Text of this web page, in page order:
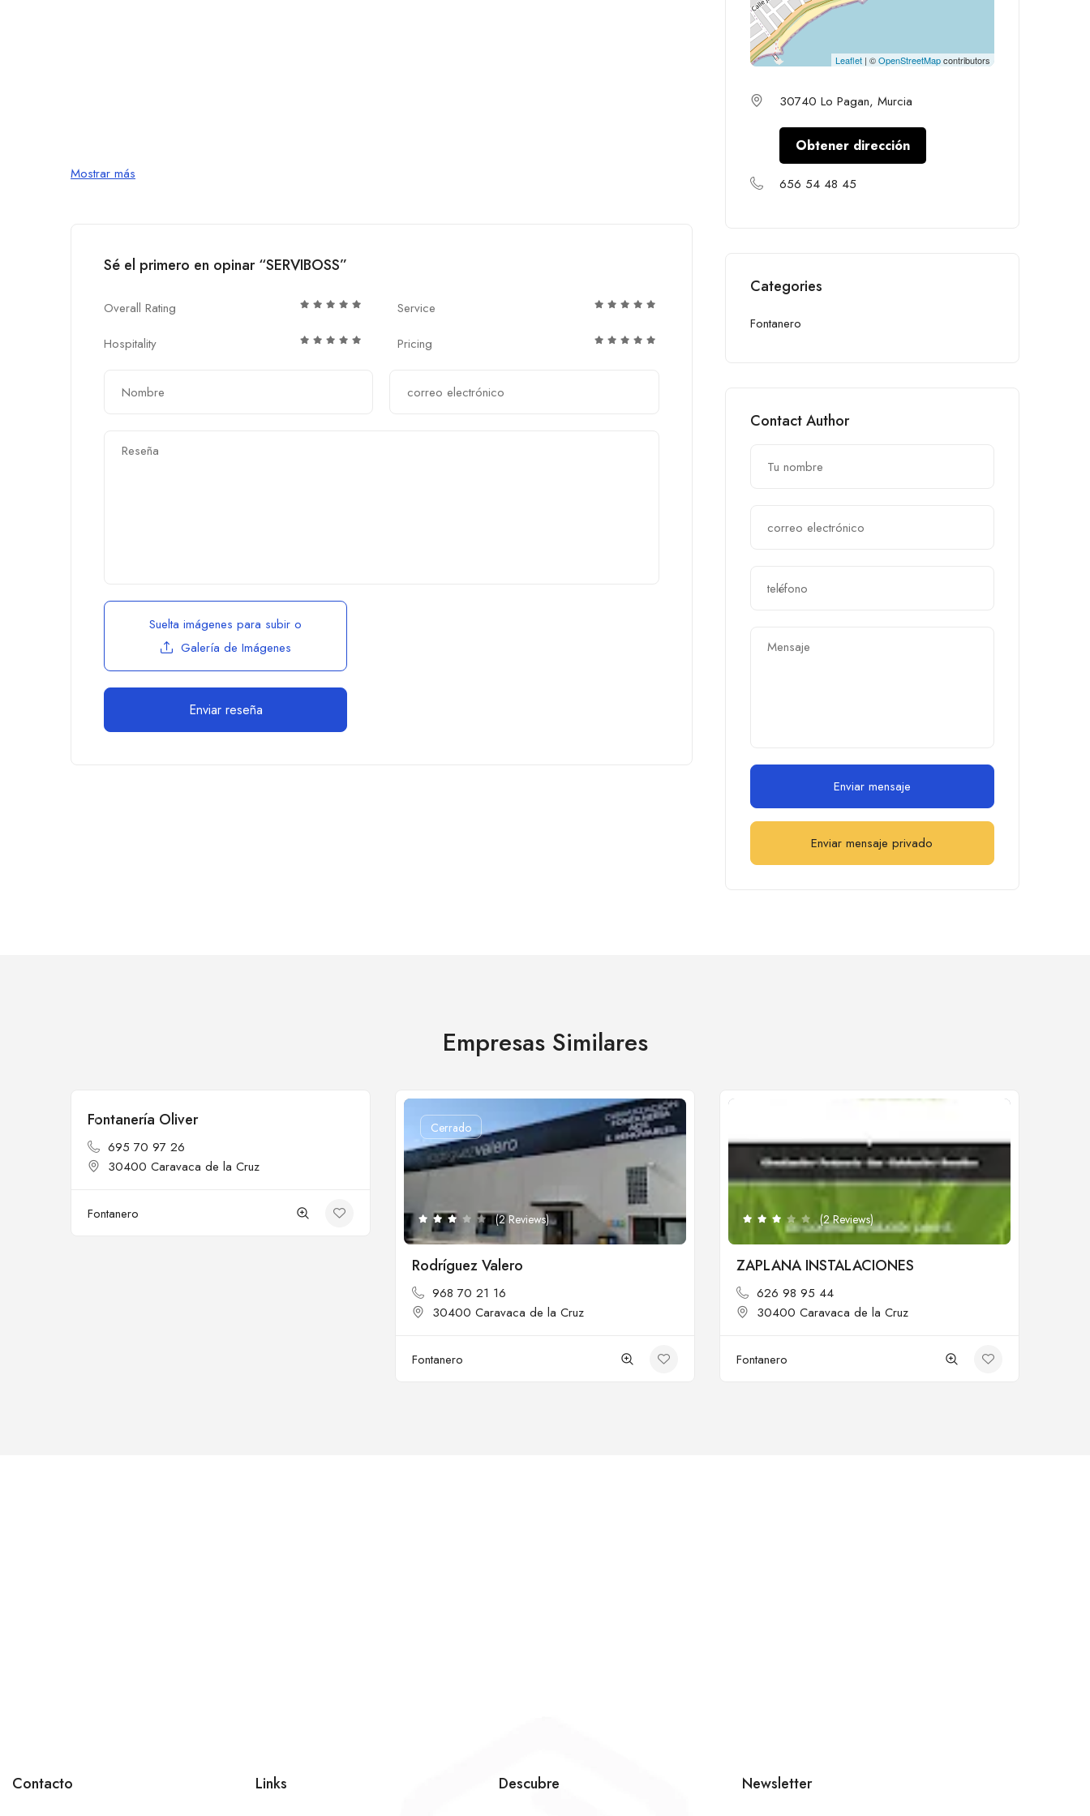
Mostrar más
Sé el primero en opinar “SERVIBOSS”
Overall Rating
Service
Hospitality
Pricing
Suelta imágenes para subir o
Galería de Imágenes
Leaflet| ©OpenStreetMapcontributors
30740 Lo Pagan, Murcia
Obtener dirección
656 54 48 45
Categories
Fontanero
Contact Author
Enviar mensaje
Enviar mensaje privado
Empresas Similares
Cerrado
Fontanería Oliver
695 70 97 26
30400 Caravaca de la Cruz
Fontanero
Cerrado
(2 Reviews)
Rodríguez Valero
968 70 21 16
30400 Caravaca de la Cruz
Fontanero
(2 Reviews)
ZAPLANA INSTALACIONES
626 98 95 44
30400 Caravaca de la Cruz
Fontanero
Contacto Links Descubre Newsletter